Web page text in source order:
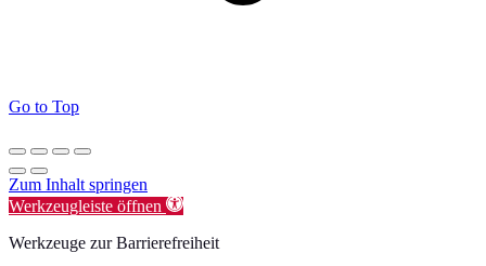
Go to Top
Zum Inhalt springen
Werkzeugleiste öffnen
Werkzeuge zur Barrierefreiheit